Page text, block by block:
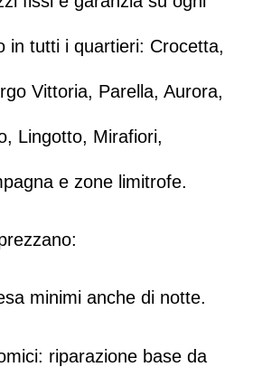
in tutti i quartieri: Crocetta,
Vittoria, Parella, Aurora,
, Lingotto, Mirafiori,
e zone limitrofe.
minimi anche di notte.
riparazione base da